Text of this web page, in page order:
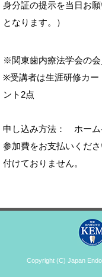
身分証の提示を当日お
となります。）
※関東歯内療法学会の
※受講者は生涯研修カ
ント2点
申し込み方法： ホーム
参加費をお支払いくだ
付けておりません。
Copyright (C) Japan